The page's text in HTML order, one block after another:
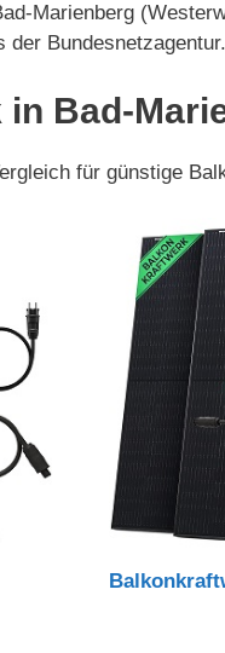
Marienberg
Bundesnetzagentur.
Bad-
für günstige